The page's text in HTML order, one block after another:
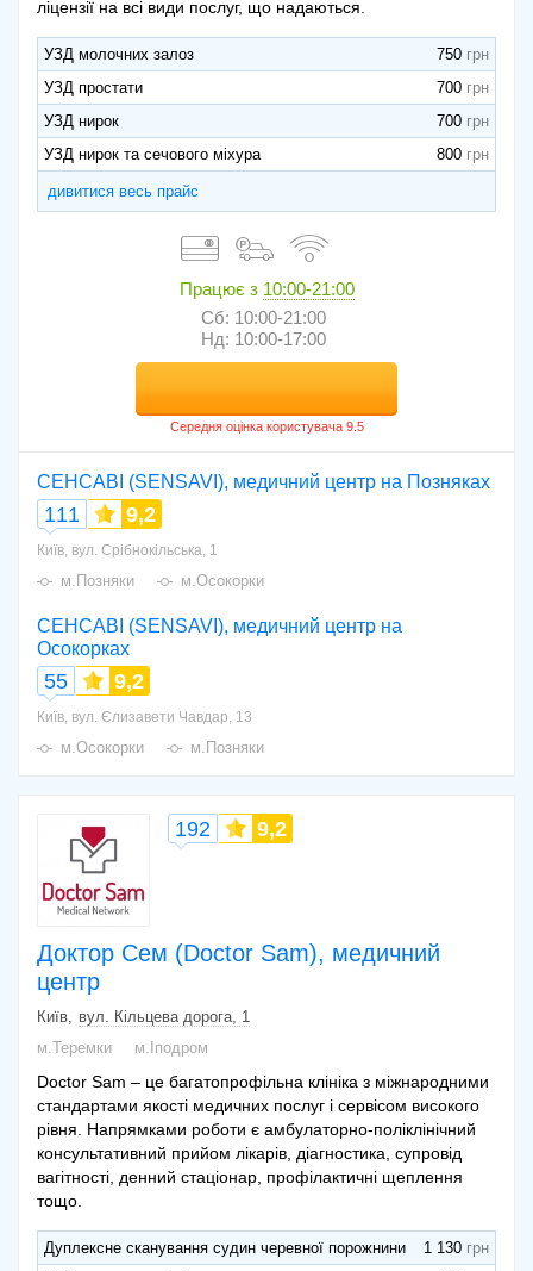
ліцензії на всі види послуг, що надаються.
УЗД молочних залоз
750
УЗД простати
700
УЗД нирок
700
УЗД нирок та сечового міхура
800
дивитися весь прайс
Працює з 10:00-21:00
Сб: 10:00-21:00
Нд: 10:00-17:00
СЕНСАВІ (SENSAVI), медичний центр на Позняках
111 9,2
Київ, вул. Срібнокільська, 1
м.Позняки м.Осокорки
СЕНСАВІ (SENSAVI), медичний центр на
Осокорках
55 9,2
Київ, вул. Єлизавети Чавдар, 13
м.Осокорки м.Позняки
Доктор Сем (Doctor Sam), медичний
центр
192 9,2
Київ
вул. Кільцева дорога, 1
м.Теремки
м.Іподром
Doctor Sam – це багатопрофільна клініка з міжнародними
стандартами якості медичних послуг і сервісом високого
рівня. Напрямками роботи є амбулаторно-поліклінічний
консультативний прийом лікарів, діагностика, супровід
вагітності, денний стаціонар, профілактичні щеплення
тощо.
Дуплексне сканування судин черевної порожнини
1 130